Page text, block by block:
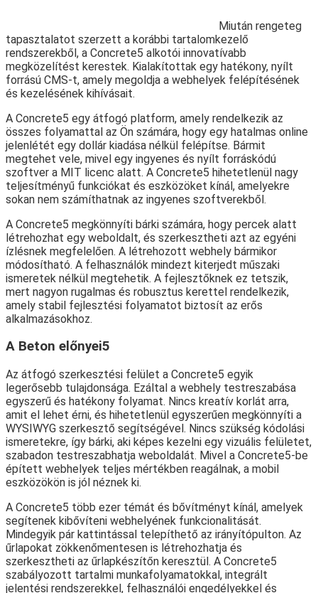
Miután rengeteg
tapasztalatot szerzett a korábbi tartalomkezelő
rendszerekből, a Concrete5 alkotói innovatívabb
megközelítést kerestek. Kialakítottak egy hatékony, nyílt
forrású CMS-t, amely megoldja a webhelyek felépítésének
és kezelésének kihívásait.
A Concrete5 egy átfogó platform, amely rendelkezik az
összes folyamattal az Ön számára, hogy egy hatalmas online
jelenlétét egy dollár kiadása nélkül felépítse. Bármit
megtehet vele, mivel egy ingyenes és nyílt forráskódú
szoftver a MIT licenc alatt. A Concrete5 hihetetlenül nagy
teljesítményű funkciókat és eszközöket kínál, amelyekre
sokan nem számíthatnak az ingyenes szoftverekből.
A Concrete5 megkönnyíti bárki számára, hogy percek alatt
létrehozhat egy weboldalt, és szerkesztheti azt az egyéni
ízlésnek megfelelően. A létrehozott webhely bármikor
módosítható. A felhasználók mindezt kiterjedt műszaki
ismeretek nélkül megtehetik. A fejlesztőknek ez tetszik,
mert nagyon rugalmas és robusztus kerettel rendelkezik,
amely stabil fejlesztési folyamatot biztosít az erős
alkalmazásokhoz.
A Beton előnyei5
Az átfogó szerkesztési felület a Concrete5 egyik
legerősebb tulajdonsága. Ezáltal a webhely testreszabása
egyszerű és hatékony folyamat. Nincs kreatív korlát arra,
amit el lehet érni, és hihetetlenül egyszerűen megkönnyíti a
WYSIWYG szerkesztő segítségével. Nincs szükség kódolási
ismeretekre, így bárki, aki képes kezelni egy vizuális felületet,
szabadon testreszabhatja weboldalát. Mivel a Concrete5-be
épített webhelyek teljes mértékben reagálnak, a mobil
eszközökön is jól néznek ki.
A Concrete5 több ezer témát és bővítményt kínál, amelyek
segítenek kibővíteni webhelyének funkcionalitását.
Mindegyik pár kattintással telepíthető az irányítópulton. Az
űrlapokat zökkenőmentesen is létrehozhatja és
szerkesztheti az űrlapkészítőn keresztül. A Concrete5
szabályozott tartalmi munkafolyamatokkal, integrált
jelentési rendszerekkel, felhasználói engedélyekkel és